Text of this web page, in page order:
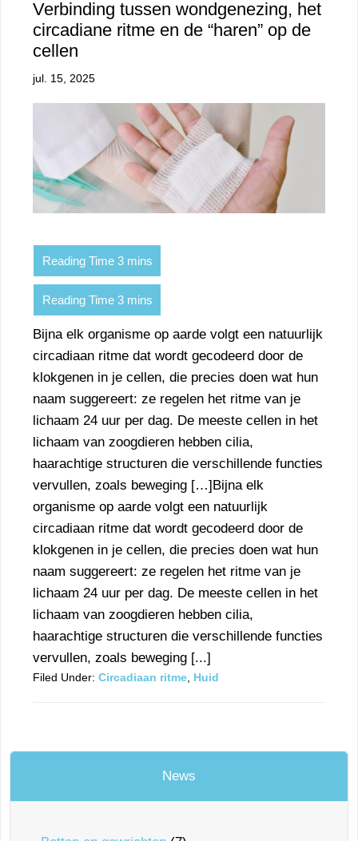
Verbinding tussen wondgenezing, het
circadiane ritme en de “haren” op de
cellen
jul. 15, 2025
Bijna elk organisme op aarde volgt een natuurlijk
circadiaan ritme dat wordt gecodeerd door de
klokgenen in je cellen, die precies doen wat hun
naam suggereert: ze regelen het ritme van je
lichaam 24 uur per dag. De meeste cellen in het
lichaam van zoogdieren hebben cilia,
haarachtige structuren die verschillende functies
vervullen, zoals beweging […]Bijna elk
organisme op aarde volgt een natuurlijk
circadiaan ritme dat wordt gecodeerd door de
klokgenen in je cellen, die precies doen wat hun
naam suggereert: ze regelen het ritme van je
lichaam 24 uur per dag. De meeste cellen in het
lichaam van zoogdieren hebben cilia,
haarachtige structuren die verschillende functies
vervullen, zoals beweging [...]
Filed Under: Circadiaan ritme, Huid
News